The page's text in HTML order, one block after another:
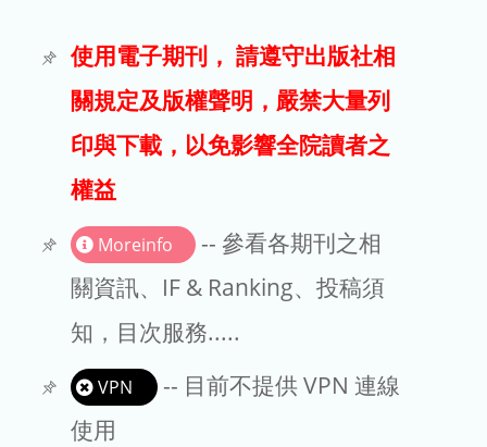
電子期刊
試用
文章處理費
EndNote
使用電子期刊， 請遵守出版社相
關規定及版權聲明，嚴禁大量列
印與下載，以免影響全院讀者之
權益
Moreinfo
-- 參看各期刊之相
關資訊、IF & Ranking、投稿須
知，目次服務.....
VPN
-- 目前不提供 VPN 連線
使用